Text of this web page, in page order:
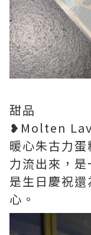
甜品
❥Molten
暖心朱古力
力流出來，
是生日慶祝
心。